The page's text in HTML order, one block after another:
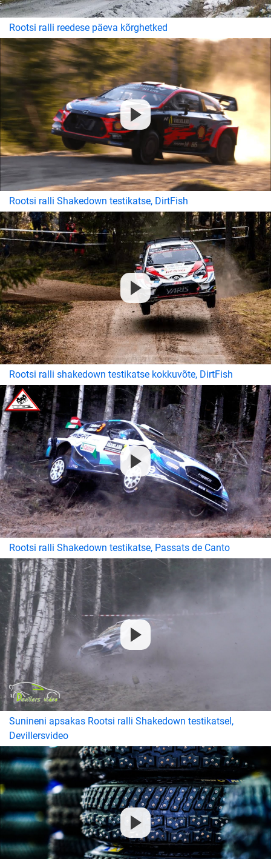
Rootsi ralli reedese päeva kõrghetked
Rootsi ralli Shakedown testikatse, DirtFish
Rootsi ralli shakedown testikatse kokkuvõte, DirtFish
Rootsi ralli Shakedown testikatse, Passats de Canto
Sunineni apsakas Rootsi ralli Shakedown testikatsel,
Devillersvideo